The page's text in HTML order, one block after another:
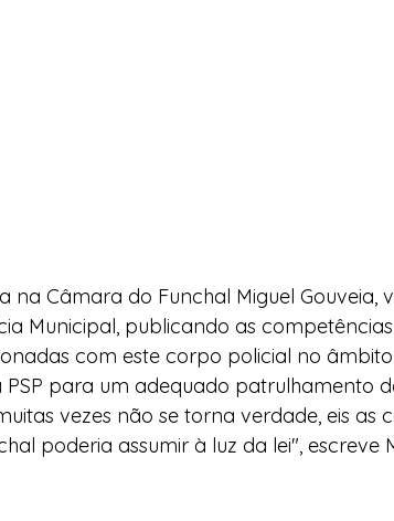
na Câmara do Funchal Miguel Gouveia,
Municipal, publicando as
com este corpo policial no
PSP para um adequado patrulhamento
vezes não se torna verdade, eis as
poderia assumir à luz da lei", escreve